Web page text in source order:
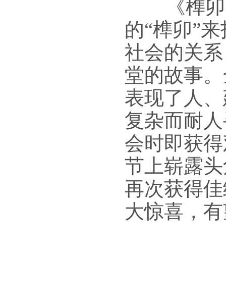
《榫卯
的“榫卯”
社会的关
堂的故事
表现了人
复杂而耐
会时即获
节上崭露
再次获得
大惊喜，